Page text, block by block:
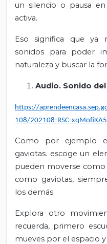
un silencio o pausa
activa.
Eso significa que ya
sonidos para poder
naturaleza y buscar la
Audio. Sonido
https://
108/202108-RSC-
Como por ejemplo
gaviotas. escoge un
pueden moverse
como gaviotas,
los demás.
Explora otro
recuerda, primero
mueves por el espacio